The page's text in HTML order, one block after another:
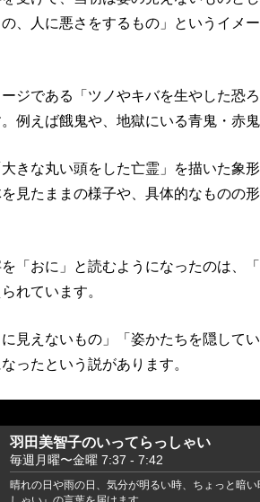
、人に悪さをするもの」というイメ
ジである「ツノやキバを生やした恐
例えば餓鬼や、地獄にいる青鬼・赤鬼
大きな丸い頭をした亡霊」を描いた象
見たままの様子や、具体的なものの
「おに」と読むようになったのは、
れています。
見えないもの」「姿かたちを隠して
ったという説があります。
羽田美智子のいってらっしゃい
毎週月曜〜金曜 7:37 - 7:42
晴れの日や雨の日、気分が明るい時、ちょっと暗